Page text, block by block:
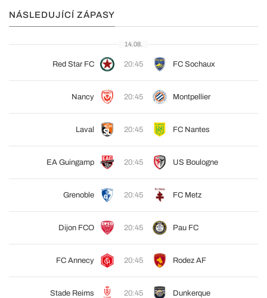
NÁSLEDUJÍCÍ ZÁPASY
14.08.
Red Star FC 20:45 FC Sochaux
Nancy 20:45 Montpellier
Laval 20:45 FC Nantes
EA Guingamp 20:45 US Boulogne
Grenoble 20:45 FC Metz
Dijon FCO 20:45 Pau FC
FC Annecy 20:45 Rodez AF
Stade Reims 20:45 Dunkerque